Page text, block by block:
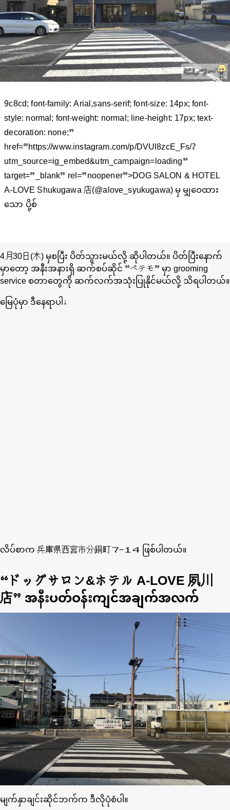
9c8cd; font-family: Arial,sans-serif; font-size: 14px; font-
style: normal; font-weight: normal; line-height: 17px; text-
decoration: none;”
href=”https://www.instagram.com/p/DVUl8zcE_Fs/?
utm_source=ig_embed&utm_campaign=loading”
target=”_blank” rel=”noopener”>DOG SALON & HOTEL
A-LOVE Shukugawa 店(@alove_syukugawa) မှ မျှဝေထား
သော ပို့စ်
4月30日(木) မှစပြီး ပိတ်သွားမယ်လို့ ဆိုပါတယ်။ ပိတ်ပြီးနောက်
မှာတော့ အနီးအနားရှိ ဆက်စပ်ဆိုင် “ペテモ” မှာ grooming
service စတာတွေကို ဆက်လက်အသုံးပြုနိုင်မယ်လို့ သိရပါတယ်။
မြေပုံမှာ ဒီနေရာပါ↓
လိပ်စာက 兵庫県西宮市分銅町７−１４ ဖြစ်ပါတယ်။
“ドッグサロン&ホテル A-LOVE 夙川
店” အနီးပတ်ဝန်းကျင်အချက်အလက်
မျက်နှာချင်းဆိုင်ဘက်က ဒီလိုပုံစံပါ။